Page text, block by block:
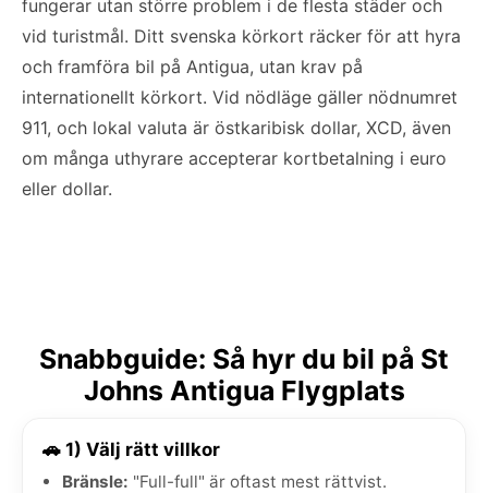
fungerar utan större problem i de flesta städer och
vid turistmål. Ditt svenska körkort räcker för att hyra
och framföra bil på Antigua, utan krav på
internationellt körkort. Vid nödläge gäller nödnumret
911, och lokal valuta är östkaribisk dollar, XCD, även
om många uthyrare accepterar kortbetalning i euro
eller dollar.
Snabbguide: Så hyr du bil på St
Johns Antigua Flygplats
🚗 1) Välj rätt villkor
Bränsle: "Full-full" är oftast mest rättvist.